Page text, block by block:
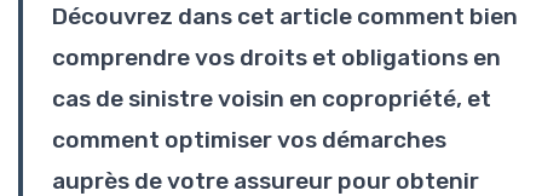
Découvrez dans cet article comment bien
comprendre vos droits et obligations en
cas de sinistre voisin en copropriété, et
comment optimiser vos démarches
auprès de votre assureur pour obtenir